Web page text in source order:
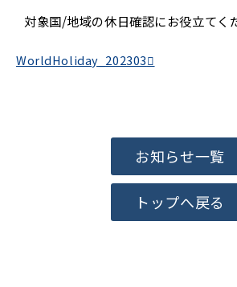
対象国/地域の休日確認にお役立てく
WorldHoliday_202303
お知らせ一覧
トップへ戻る